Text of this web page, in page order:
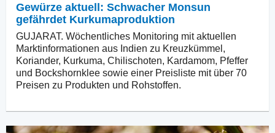
Gewürze aktuell: Schwacher Monsun
gefährdet Kurkumaproduktion
GUJARAT. Wöchentliches Monitoring mit aktuellen
Marktinformationen aus Indien zu Kreuzkümmel,
Koriander, Kurkuma, Chilischoten, Kardamom, Pfeffer
und Bockshornklee sowie einer Preisliste mit über 70
Preisen zu Produkten und Rohstoffen.